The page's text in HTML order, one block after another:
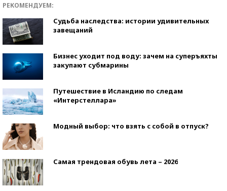
РЕКОМЕНДУЕМ:
Судьба наследства: истории удивительных
завещаний
Бизнес уходит под воду: зачем на суперъяхты
закупают субмарины
Путешествие в Исландию по следам
«Интерстеллара»
Модный выбор: что взять с собой в отпуск?
Самая трендовая обувь лета – 2026